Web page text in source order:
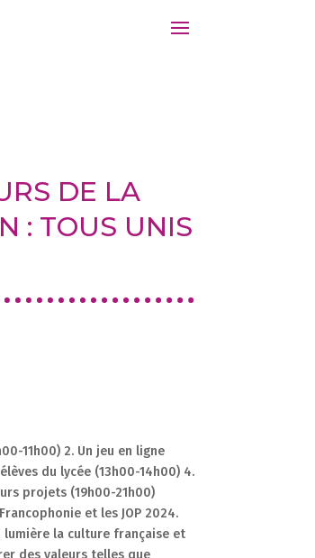
DE LA
: TOUS UNIS
11h00) 2. Un jeu en ligne
du lycée (13h00-14h00) 4.
projets (19h00-21h00)
et les JOP 2024.
la culture française et
des valeurs telles que